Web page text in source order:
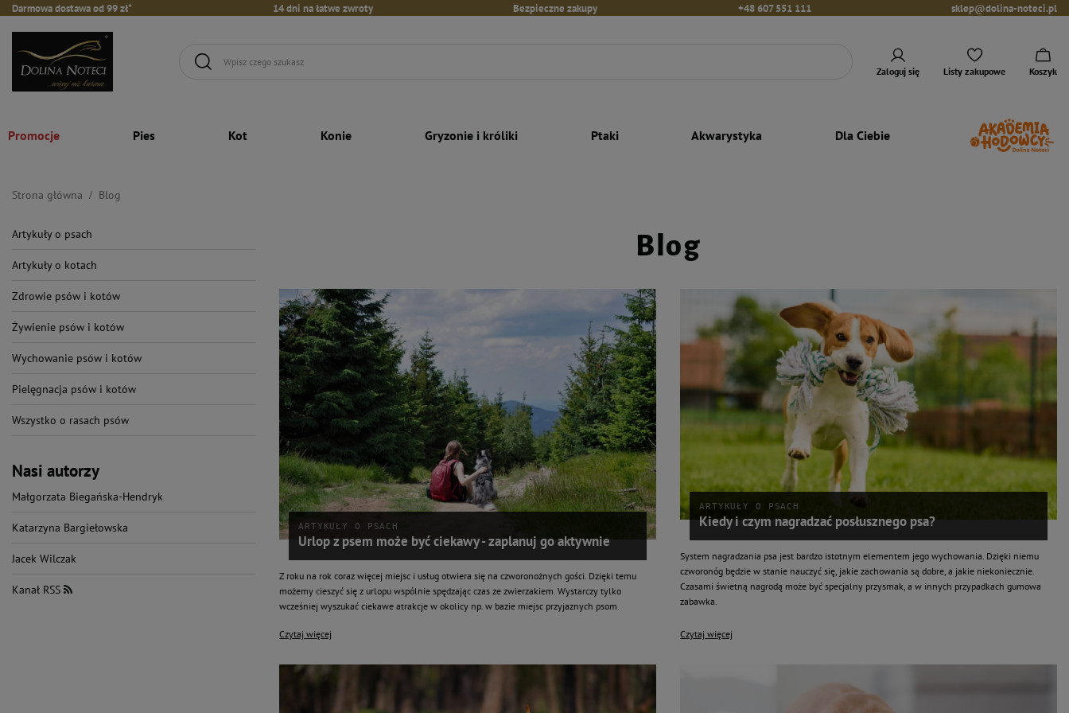
Darmowa dostawa od 99 zł* 14 dni na łatwe zwroty Bezpieczne zakupy +48 607 551 111 sklep@dolina-noteci.pl
Zaloguj się Listy zakupowe Koszyk
Promocje Pies Kot Konie Gryzonie i króliki Ptaki Akwarystyka Dla Ciebie
Strona główna Blog
Artykuły o psach
Artykuły o kotach
Zdrowie psów i kotów
Żywienie psów i kotów
Wychowanie psów i kotów
Pielęgnacja psów i kotów
Wszystko o rasach psów
Nasi autorzy
Małgorzata Biegańska-Hendryk
Katarzyna Bargiełowska
Jacek Wilczak
Kanał RSS
Blog
ARTYKUŁY O PSACH
Urlop z psem może być ciekawy - zaplanuj go aktywnie
Z roku na rok coraz więcej miejsc i usług otwiera się na czworonożnych gości. Dzięki temu
możemy cieszyć się z urlopu wspólnie spędzając czas ze zwierzakiem. Wystarczy tylko
wcześniej wyszukać ciekawe atrakcje w okolicy np. w bazie miejsc przyjaznych psom.
Czytaj więcej
ARTYKUŁY O PSACH
Kiedy i czym nagradzać posłusznego psa?
System nagradzania psa jest bardzo istotnym elementem jego wychowania. Dzięki niemu
czworonóg będzie w stanie nauczyć się, jakie zachowania są dobre, a jakie niekoniecznie.
Czasami świetną nagrodą może być specjalny przysmak, a w innych przypadkach gumowa
zabawka.
Czytaj więcej